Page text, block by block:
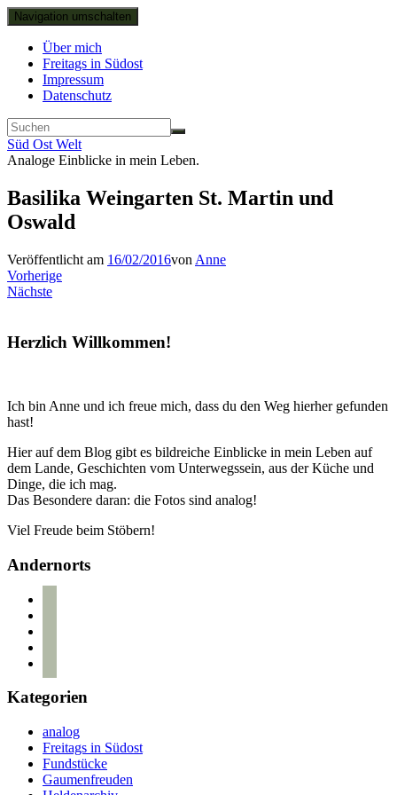
Navigation umschalten
Über mich
Freitags in Südost
Impressum
Datenschutz
Süd Ost Welt
Analoge Einblicke in mein Leben.
Basilika Weingarten St. Martin und
Oswald
Veröffentlicht am 16/02/2016von Anne
Vorherige
Nächste
Herzlich Willkommen!
Ich bin Anne und ich freue mich, dass du den Weg hierher gefunden
hast!
Hier auf dem Blog gibt es bildreiche Einblicke in mein Leben auf
dem Lande, Geschichten vom Unterwegssein, aus der Küche und
Dinge, die ich mag.
Das Besondere daran: die Fotos sind analog!
Viel Freude beim Stöbern!
Andernorts
Kategorien
analog
Freitags in Südost
Fundstücke
Gaumenfreuden